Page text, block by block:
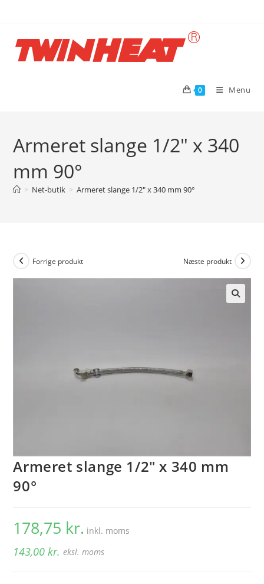
content
0 Menu
Armeret slange 1/2″ x 340
mm 90°
> Net-butik > Armeret slange 1/2″ x 340 mm 90°
Forrige produkt Næste produkt
Armeret slange 1/2″ x 340 mm
90°
178,75 kr. inkl. moms
143,00kr. eksl. moms